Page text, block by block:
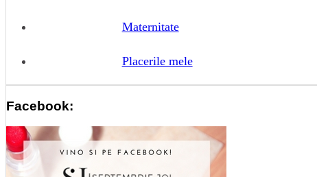
Maternitate
Placerile mele
Facebook: